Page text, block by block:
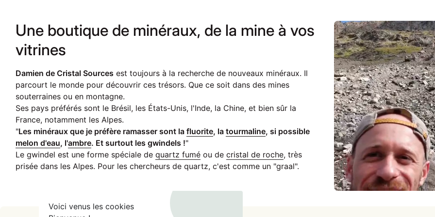
Une boutique de minéraux, de la mine à vos
vitrines
Damien de Cristal Sources est toujours à la recherche de nouveaux minéraux. Il
parcourt le monde pour découvrir ces trésors. Que ce soit dans des mines
souterraines ou en montagne.
Ses pays préférés sont le Brésil, les États-Unis, l'Inde, la Chine, et bien sûr la
France, notamment les Alpes.
"Les minéraux que je préfère ramasser sont la fluorite, la tourmaline, si possible
melon d'eau, l'ambre. Et surtout les gwindels !"
Le gwindel est une forme spéciale de quartz fumé ou de cristal de roche, très
prisée dans les Alpes. Pour les chercheurs de quartz, c'est comme un "graal".
Voici venus les cookies